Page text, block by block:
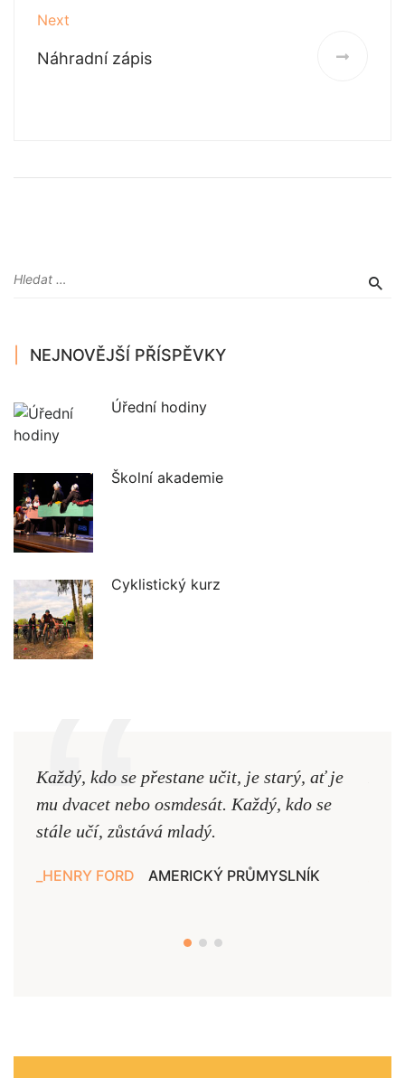
Next
Náhradní zápis
NEJNOVĚJŠÍ PŘÍSPĚVKY
Úřední hodiny
Školní akademie
Cyklistický kurz
Každý, kdo se přestane učit, je starý, ať je
mu dvacet nebo osmdesát. Každý, kdo se
stále učí, zůstává mladý.
HENRY FORD AMERICKÝ PRŮMYSLNÍK